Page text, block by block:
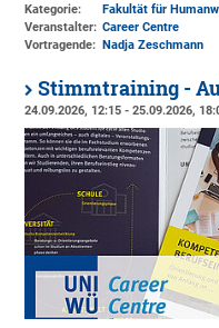
Kategorie:
Fakultät für
Veranstalter: Career Centre
Vortragende: Nadja Zeschmann
Stimmtraining -
24.09.2026, 12:15 - 25.09.2026,